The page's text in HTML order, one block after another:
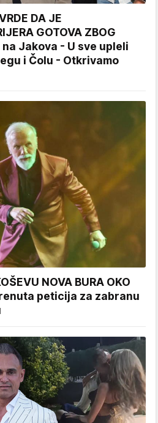
DA JE
GOTOVA ZBOG
na Jakova - U sve upleli
i Čolu - Otkrivamo
NOVA BURA OKO
peticija za zabranu